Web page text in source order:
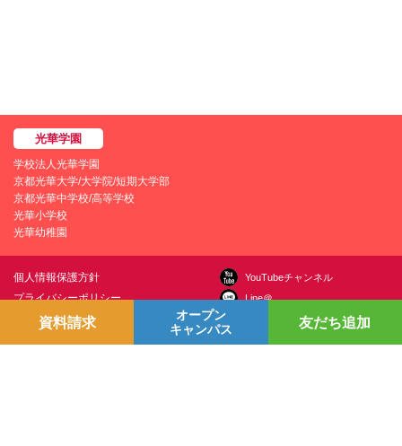
学校法人光華学園
京都光華大学/大学院/短期大学部
京都光華中学校/高等学校
光華小学校
光華幼稚園
個人情報保護方針
プライバシーポリシー
学園情報セキュリティポリシー
YouTubeチャンネル
Line＠
資料請求
オープン
キャンパス
友だち追加